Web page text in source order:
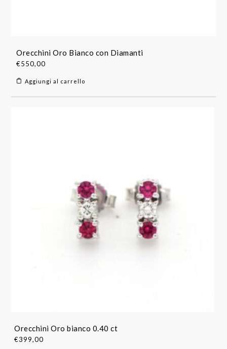
Orecchini Oro Bianco con Diamanti
€550,00
Aggiungi al carrello
Orecchini Oro bianco 0.40 ct
€399,00